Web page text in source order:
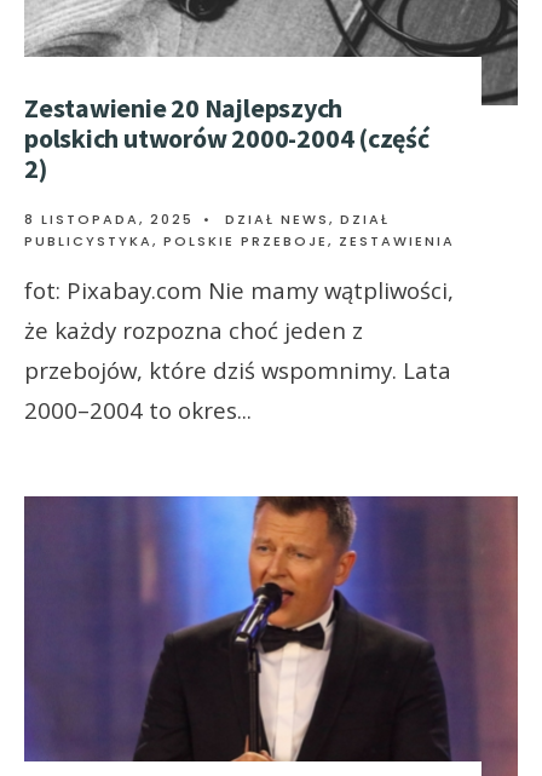
Zestawienie 20 Najlepszych
polskich utworów 2000-2004 (część
2)
8 LISTOPADA, 2025 • DZIAŁ NEWS, DZIAŁ
PUBLICYSTYKA, POLSKIE PRZEBOJE, ZESTAWIENIA
fot: Pixabay.com Nie mamy wątpliwości,
że każdy rozpozna choć jeden z
przebojów, które dziś wspomnimy. Lata
2000–2004 to okres...